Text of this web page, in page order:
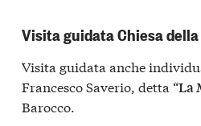
Visita guidata Chiesa
Visita guidata anche
Francesco Saverio, detta “La
Barocco.